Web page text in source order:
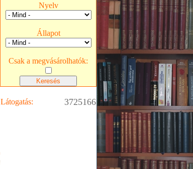
Nyelv
Állapot
Csak a megvásárolhatók:
Látogatás: 3725166